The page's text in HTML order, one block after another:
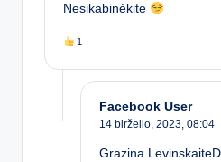
Nesikabinėkite
1
Facebook User
14 birželio, 2023, 08:04
Grazina